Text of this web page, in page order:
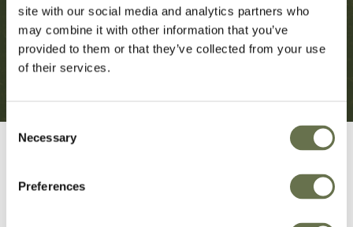
site with our social media and analytics partners who
may combine it with other information that you’ve
provided to them or that they’ve collected from your use
of their services.
Consent
Selection
Necessary
Preferences